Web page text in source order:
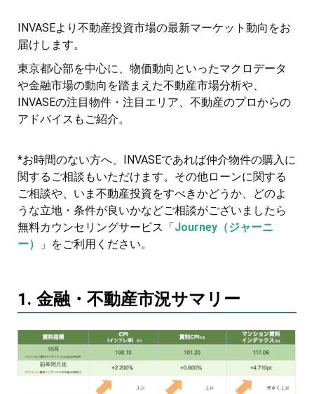
INVASEより不動産投資市場の最新マーケット動向をお
届けします。
東京都心部を中心に、物価動向といったマクロデータ
や金融市場の動向を踏まえた不動産市場分析や、
INVASEの注目物件・注目エリア、不動産のプロからの
アドバイスもご紹介。
*お時間のない方へ、INVASEであれば仲介物件の購入に
関するご相談もいただけます。その他ローンに関する
ご相談や、いま不動産投資をすべきかどうか、どのよ
うな立地・条件が良いかなどご相談がございましたら
無料カウンセリングサービス「Journey（ジャーニ
ー）
」をご利用ください。
1. 金融・不動産市況サマリー